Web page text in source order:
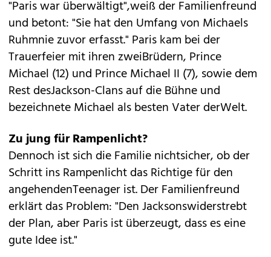
"Paris war überwältigt",weiß der Familienfreund
und betont: "Sie hat den Umfang von Michaels
Ruhmnie zuvor erfasst." Paris kam bei der
Trauerfeier mit ihren zweiBrüdern, Prince
Michael (12) und Prince Michael II (7), sowie dem
Rest desJackson-Clans auf die Bühne und
bezeichnete Michael als besten Vater derWelt.
Zu jung für Rampenlicht?
Dennoch ist sich die Familie nichtsicher, ob der
Schritt ins Rampenlicht das Richtige für den
angehendenTeenager ist. Der Familienfreund
erklärt das Problem: "Den Jacksonswiderstrebt
der Plan, aber Paris ist überzeugt, dass es eine
gute Idee ist."